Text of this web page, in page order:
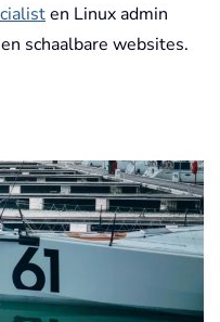
en Linux admin
schaalbare websites.